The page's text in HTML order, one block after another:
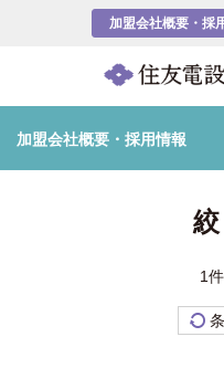
加盟会社概要・採
加盟会社概要・採用情報
1